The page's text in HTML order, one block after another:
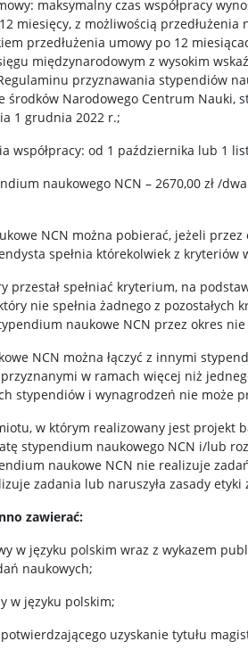
maksymalny czas współpracy
miesięcy, z możliwością
przedłużenia umowy po 12
międzynarodowym z wysokim
przyznawania stypendiów
środków Narodowego Centrum Nauki,
1 grudnia 2022 r.;
współpracy: od 1 października lub 1
naukowego NCN – 2670,00 zł /
NCN można pobierać, jeżeli
spełnia którekolwiek z kryteriów
przestał spełniać kryterium, na
nie spełnia żadnego z
naukowe NCN przez okres nie
NCN można łączyć z innymi
w ramach więcej niż
stypendiów i wynagrodzeń nie może
w którym realizowany jest projekt
stypendium naukowego NCN i/lub
naukowe NCN nie realizuje
zadania lub naruszyła zasady etyki
zawierać:
w języku polskim wraz z wykazem
naukowych;
w języku polskim;
uzyskanie tytułu